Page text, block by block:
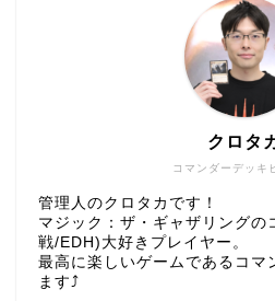
コマンダーデッキ
クロタ
管理人のクロタカです！
マジック：ザ・ギャザリングの
戦/EDH)大好きプレイヤー。
最高に楽しいゲームであるコマ
ます⤴︎